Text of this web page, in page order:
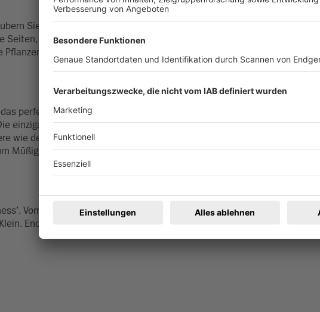
Sie sich Ihr eigenes Blumenparadies und tun Sie Gutes dabei –
Seiten, die erklären, welche bienenfreundlichen Gewächse am besten
oft mit einem entsprechenden Label gekennzeichnet.
perfekte Match. Erkunden Sie den großen Strom im Naturschutzgebiet
einzigartige Rheinauen-Landschaft, die knappe 40 Minuten von Freiburg
wie den Pirol. Wer es urbaner haben möchte, reist mit dem Zug nach
Müßiggang.
Vom 16. bis 26. Mai findet die alljährliche Frühjahrsmess’ auf dem
Endlich wieder draußen: Acht Dinge, auf die sich Freiburg in diesem